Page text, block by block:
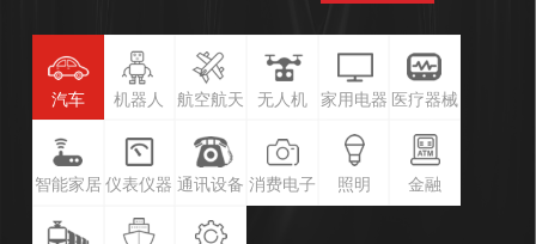
汽车 机器人 航空航天 无人机 家用电器 医疗器械
智能家居 仪表仪器 通讯设备 消费电子 照明 金融